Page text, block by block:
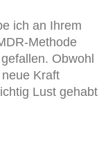
ich an Ihrem
Methode
Obwohl
Kraft
Lust gehabt